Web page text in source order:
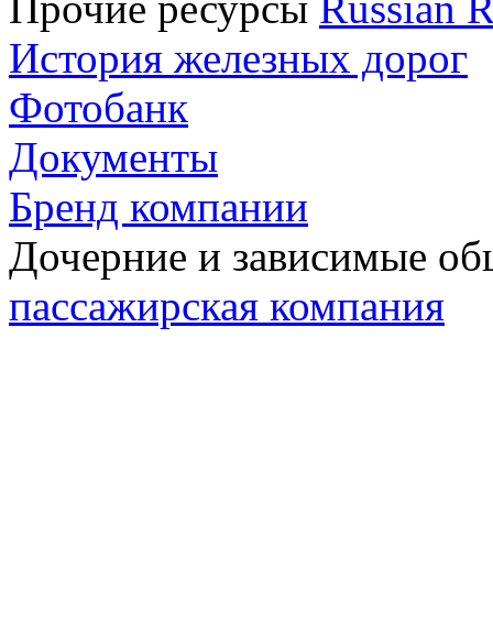
История железных дорог
Фотобанк
Документы
Бренд компании
Дочерние и зависимые
пассажирская компания